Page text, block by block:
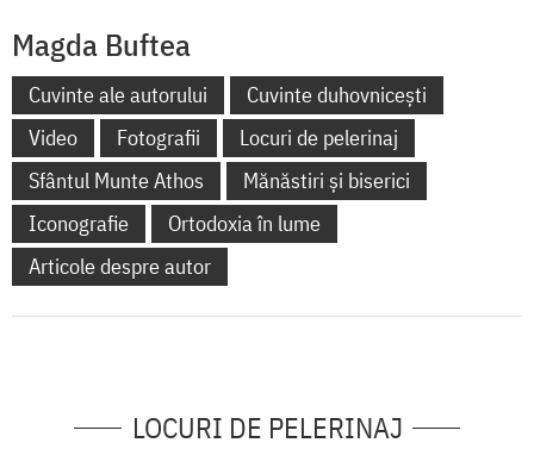
Magda Buftea
Cuvinte ale autorului
Cuvinte duhovnicești
Video
Fotografii
Locuri de pelerinaj
Sfântul Munte Athos
Mănăstiri și biserici
Iconografie
Ortodoxia în lume
Articole despre autor
LOCURI DE PELERINAJ